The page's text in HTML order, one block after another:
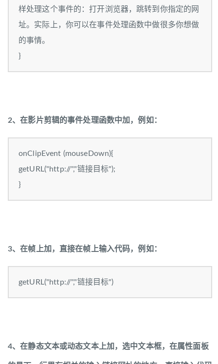
样处理这个事件的：打开浏览器，跳转到你指定的网
址。实际上，你可以在事件处理函数中做很多你想做
的事情。
}
2、在影片剪辑的事件处理函数中加，例如：
onClipEvent (mouseDown){
getURL("http://","链接目标");
}
3、在帧上加，直接在帧上输入代码，例如：
getURL("http://","链接目标")
4、在静态文本或动态文本上加，选中文本框，在属性面板